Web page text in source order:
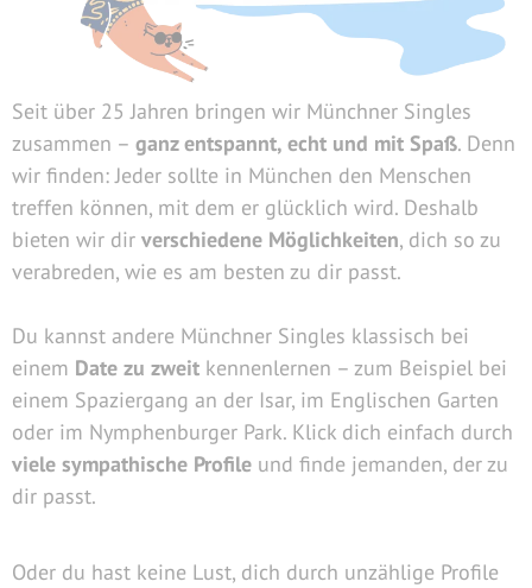
Seit über 25 Jahren bringen wir Münchner Singles
zusammen – ganz entspannt, echt und mit Spaß. Denn
wir finden: Jeder sollte in München den Menschen
treffen können, mit dem er glücklich wird. Deshalb
bieten wir dir verschiedene Möglichkeiten, dich so zu
verabreden, wie es am besten zu dir passt.
Du kannst andere Münchner Singles klassisch bei
einem Date zu zweit kennenlernen – zum Beispiel bei
einem Spaziergang an der Isar, im Englischen Garten
oder im Nymphenburger Park. Klick dich einfach durch
viele sympathische Profile und finde jemanden, der zu
dir passt.
Oder du hast keine Lust, dich durch unzählige Profile